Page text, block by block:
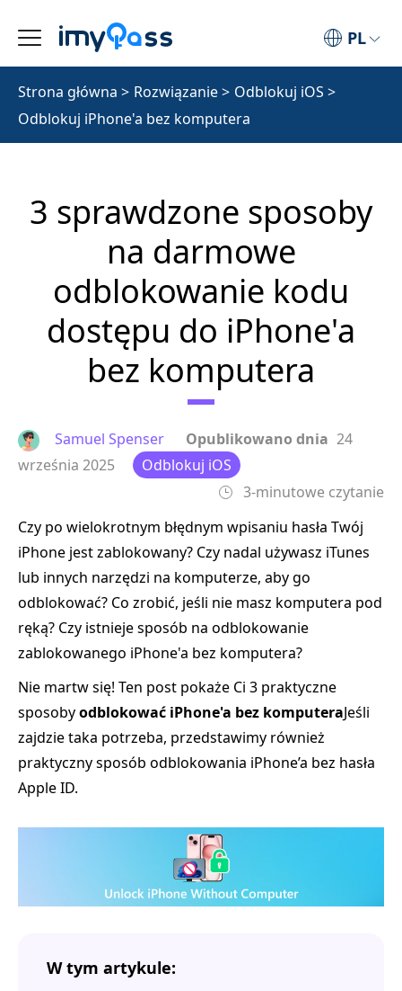
PL
Strona główna > Rozwiązanie> Odblokuj iOS >
Odblokuj iPhone'a bez komputera
3 sprawdzone sposoby
na darmowe
odblokowanie kodu
dostępu do iPhone'a
bez komputera
Samuel Spenser Opublikowano dnia 24
września 2025
Odblokuj iOS
3-minutowe czytanie
Czy po wielokrotnym błędnym wpisaniu hasła Twój
iPhone jest zablokowany? Czy nadal używasz iTunes
lub innych narzędzi na komputerze, aby go
odblokować? Co zrobić, jeśli nie masz komputera pod
ręką? Czy istnieje sposób na odblokowanie
zablokowanego iPhone'a bez komputera?
Nie martw się! Ten post pokaże Ci 3 praktyczne
sposobyodblokować iPhone'a bez komputeraJeśli
zajdzie taka potrzeba, przedstawimy również
praktyczny sposób odblokowania iPhone’a bez hasła
Apple ID.
W tym artykule: